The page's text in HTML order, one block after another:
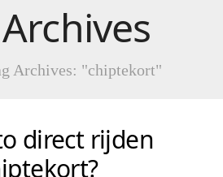
Archives: "chiptekort"
direct rijden